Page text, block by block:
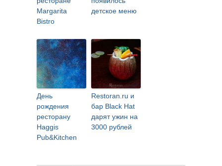
Margarita
Bistro
детское меню
День
рождения
ресторану
Haggis
Pub&Kitchen
Restoran.ru и
бар Black Hat
дарят ужин на
3000 рублей